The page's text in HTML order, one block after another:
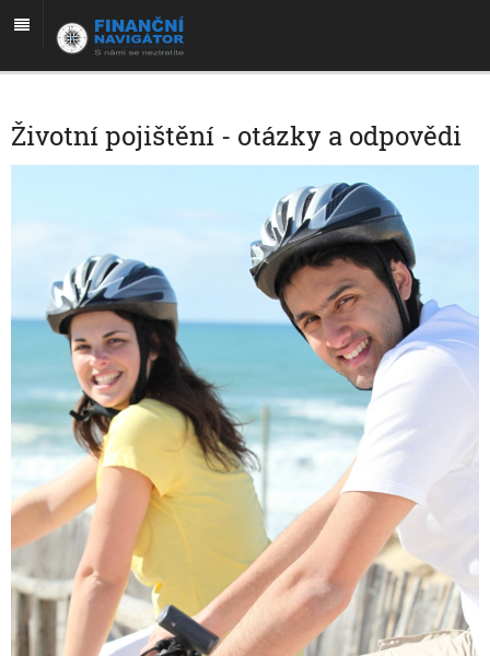
Životní pojištění - otázky a odpovědi